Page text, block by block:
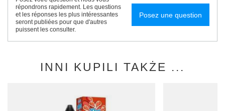
répondrons rapidement. Les questions
et les réponses les plus intéressantes
seront publiées pour que d'autres
puissent les consulter.
Posez une question
INNI KUPILI TAKŻE ...